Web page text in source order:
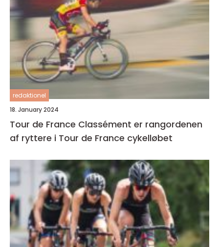
redaktionel
18. January 2024
Tour de France Classément er rangordenen
af ryttere i Tour de France cykelløbet